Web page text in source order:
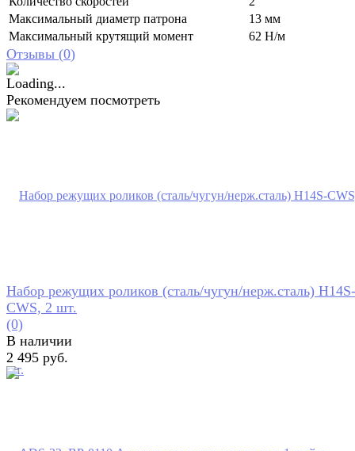
Максимальный диаметр патрона
13 мм
Максимальный крутящий момент
62 Н/м
Отзывы (0)
Рекомендуем посмотреть
Набор режущих роликов (сталь/чугун/нерж.сталь) H14S-
CWS, 2 шт.
(0)
В наличии
2 495 руб.